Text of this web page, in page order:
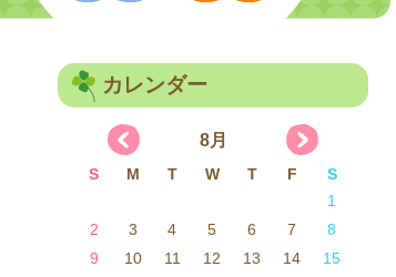
カレンダー
8月
S M T W T F
S
1
2
3 4 5 6 7
8
9
10 11 12 13 14
15